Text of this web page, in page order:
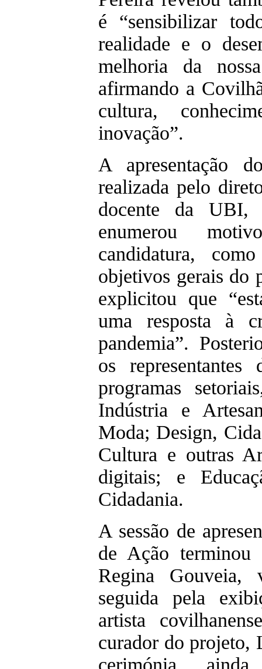
é “sensibilizar
realidade e o
melhoria da
afirmando a
cultura,
inovação”.
A apresentação
realizada pelo
docente da UBI,
enumerou
candidatura,
objetivos gerais do
explicitou que
uma resposta à
pandemia”.
os
programas
Indústria e
Moda; Design,
Cultura e outras
digitais; e
Cidadania.
A sessão de
de Ação terminou
Regina Gouveia,
seguida pela
artista
curador do projeto,
cerimónia,